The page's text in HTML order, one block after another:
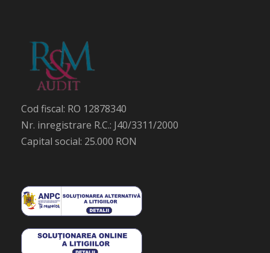
Cod fiscal: RO 12878340
Nr. inregistrare R.C.: J40/3311/2000
Capital social: 25.000 RON